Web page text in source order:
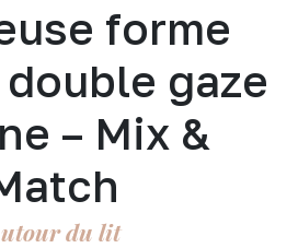
forme
gaze
– Mix &
du lit